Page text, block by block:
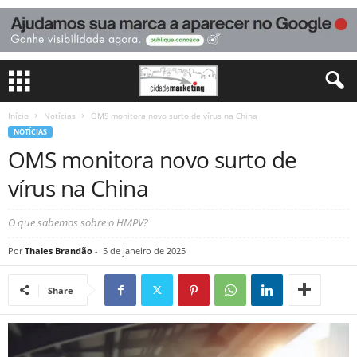
Início Notícias OMS monitora novo surto de vírus na China
NOTÍCIAS
OMS monitora novo surto de
vírus na China
O que sabemos sobre o HMPV?
Por Thales Brandão - 5 de janeiro de 2025
Share